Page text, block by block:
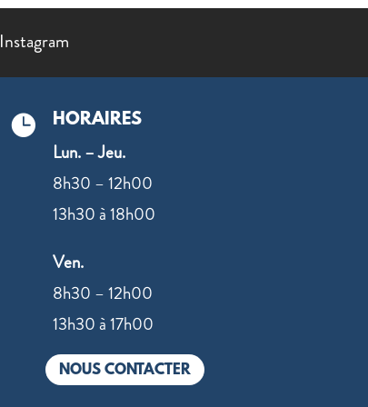
Instagram
 HORAIRES
Lun. – Jeu.
8h30 – 12h00
13h30 à 18h00
Ven.
8h30 – 12h00
13h30 à 17h00
NOUS CONTACTER